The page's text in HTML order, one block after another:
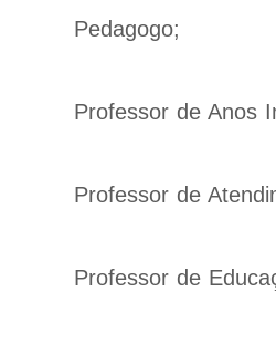
Pedagogo;
Professor de Anos
Professor de
Professor de